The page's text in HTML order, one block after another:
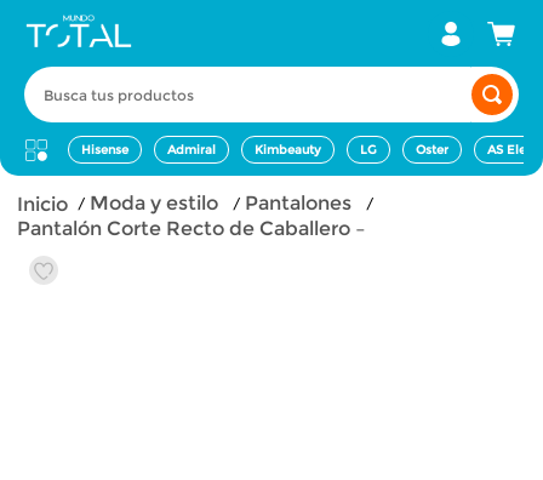
Busca tus productos
Hisense Admiral Kimbeauty LG Oster AS
moda y estilo
pantalones
Pantalón Corte Recto de Caballero –